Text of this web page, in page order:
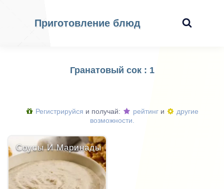
Приготовление блюд
Гранатовый сок : 1
Регистрируйся и получай: рейтинг и
другие
возможности.
Соусы И Маринады